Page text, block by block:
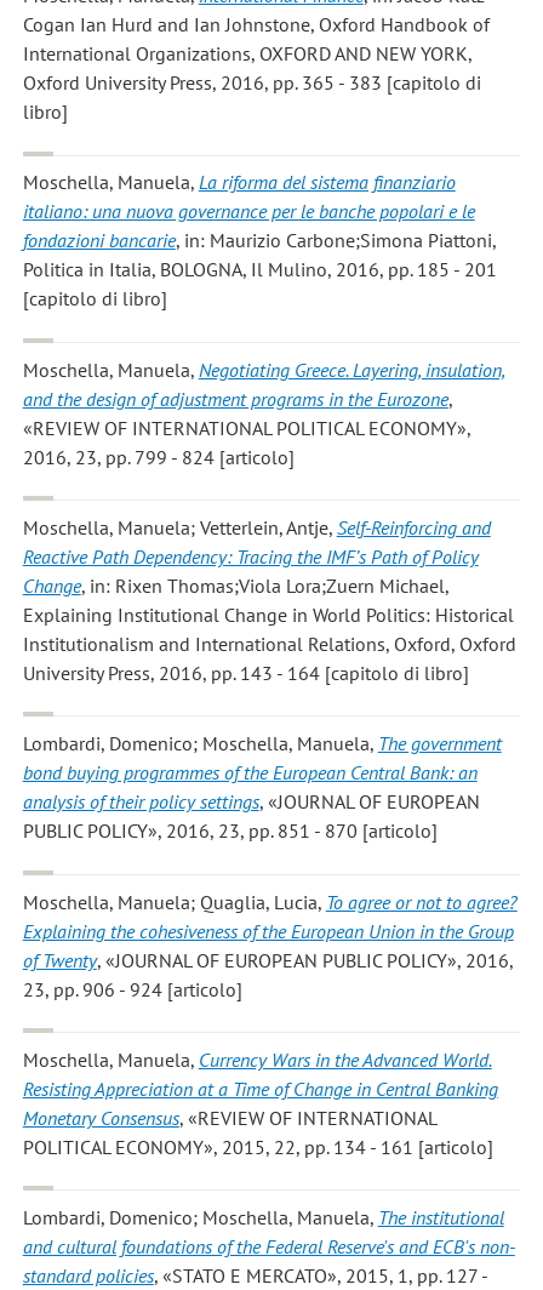
Cogan Ian Hurd and Ian Johnstone, Oxford Handbook of
International Organizations, OXFORD AND NEW YORK,
Oxford University Press, 2016, pp. 365 - 383 [capitolo di
libro]
Moschella, Manuela, La riforma del sistema finanziario
italiano: una nuova governance per le banche popolari e le
fondazioni bancarie, in: Maurizio Carbone;Simona Piattoni,
Politica in Italia, BOLOGNA, Il Mulino, 2016, pp. 185 - 201
[capitolo di libro]
Moschella, Manuela, Negotiating Greece. Layering, insulation,
and the design of adjustment programs in the Eurozone,
«REVIEW OF INTERNATIONAL POLITICAL ECONOMY»,
2016, 23, pp. 799 - 824 [articolo]
Moschella, Manuela; Vetterlein, Antje, Self-Reinforcing and
Reactive Path Dependency: Tracing the IMF’s Path of Policy
Change, in: Rixen Thomas;Viola Lora;Zuern Michael,
Explaining Institutional Change in World Politics: Historical
Institutionalism and International Relations, Oxford, Oxford
University Press, 2016, pp. 143 - 164 [capitolo di libro]
Lombardi, Domenico; Moschella, Manuela, The government
bond buying programmes of the European Central Bank: an
analysis of their policy settings, «JOURNAL OF EUROPEAN
PUBLIC POLICY», 2016, 23, pp. 851 - 870 [articolo]
Moschella, Manuela; Quaglia, Lucia, To agree or not to agree?
Explaining the cohesiveness of the European Union in the Group
of Twenty, «JOURNAL OF EUROPEAN PUBLIC POLICY», 2016,
23, pp. 906 - 924 [articolo]
Moschella, Manuela, Currency Wars in the Advanced World.
Resisting Appreciation at a Time of Change in Central Banking
Monetary Consensus, «REVIEW OF INTERNATIONAL
POLITICAL ECONOMY», 2015, 22, pp. 134 - 161 [articolo]
Lombardi, Domenico; Moschella, Manuela, The institutional
and cultural foundations of the Federal Reserve's and ECB's non-
standard policies, «STATO E MERCATO», 2015, 1, pp. 127 -